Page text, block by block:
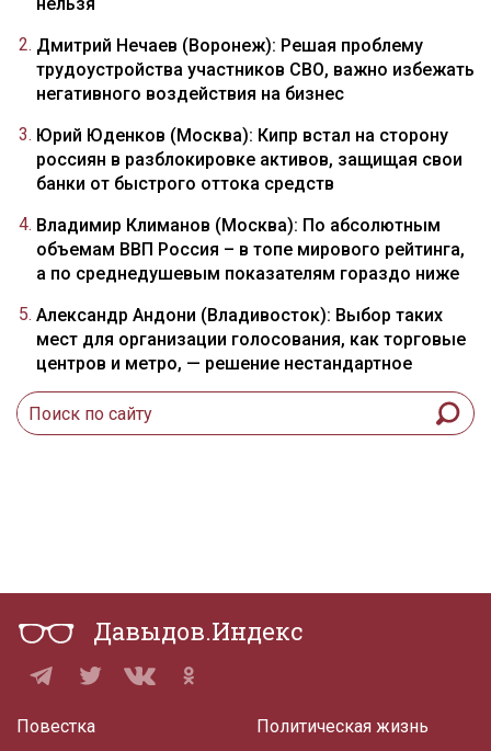
Дмитрий Нечаев (Воронеж): Решая проблему
трудоустройства участников СВО, важно избежать
негативного воздействия на бизнес
Юрий Юденков (Москва): Кипр встал на сторону
россиян в разблокировке активов, защищая свои
банки от быстрого оттока средств
Владимир Климанов (Москва): По абсолютным
объемам ВВП Россия – в топе мирового рейтинга,
а по среднедушевым показателям гораздо ниже
Александр Андони (Владивосток): Выбор таких
мест для организации голосования, как торговые
центров и метро, — решение нестандартное
Давыдов.Индекс
Повестка Политическая жизнь